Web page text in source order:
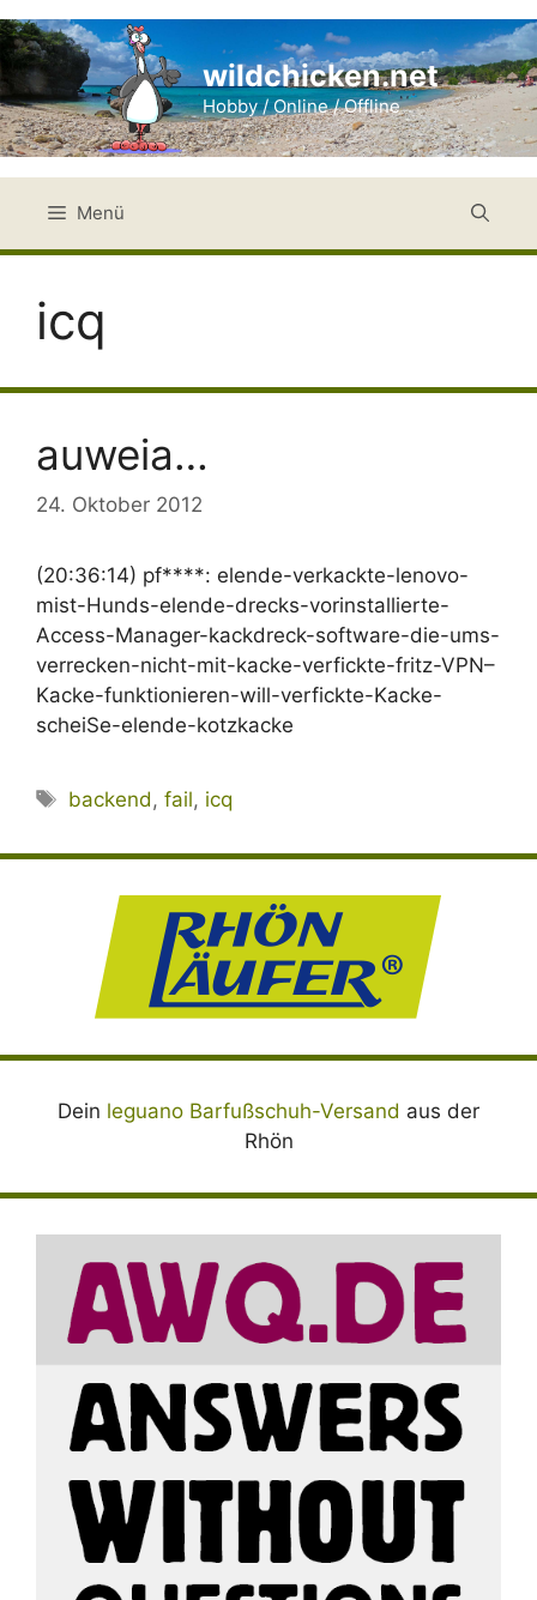
Zum
Inhalt
springen
wildchicken.net
Hobby / Online / Offline
Menü
icq
auweia…
24. Oktober 2012
(20:36:14) pf****: elende-verkackte-lenovo-
mist-Hunds-elende-drecks-vorinstallierte-
Access-Manager-kackdreck-software-die-ums-
verrecken-nicht-mit-kacke-verfickte-fritz-VPN–
Kacke-funktionieren-will-verfickte-Kacke-
scheiSe-elende-kotzkacke
Schlagwörter
backend ,fail, icq
Dein leguano Barfußschuh-Versand aus der
Rhön